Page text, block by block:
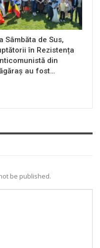
Sâmbăta de Sus,
în Rezistența
din
au fost…
be published.